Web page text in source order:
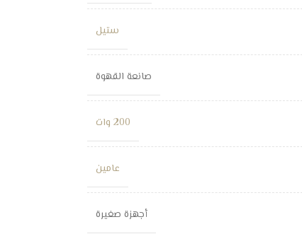
ستيل
صانعة القهوة
200 وات
عامين
أجهزة صغيرة